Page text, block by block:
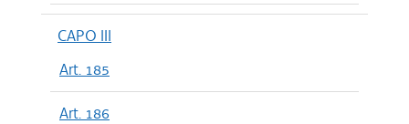
CAPO III
Art. 185
Art. 186